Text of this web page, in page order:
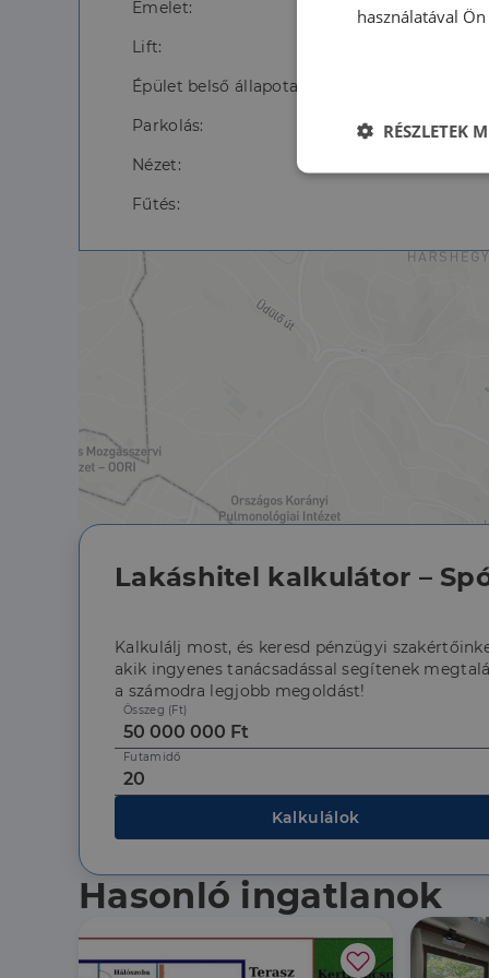
Emelet:
Lift:
Épület belső állapota:
Parkolás:
Nézet:
Fűtés:
Lakáshitel kalkulátor –
Kalkulálj most, és keresd pénzügyi
akik ingyenes tanácsadással segítenek
a számodra legjobb megoldást!
Összeg (Ft)
Futamidő
Kalkulálok
Hasonló ingatlanok
használatával
RÉSZLETEK
Az
fiókkezelést. A
Név
Google
bcookie
Inc.
.dh.hu
_gcl_au
Google
.dh.hu
Név
Szolgáltató
Domain